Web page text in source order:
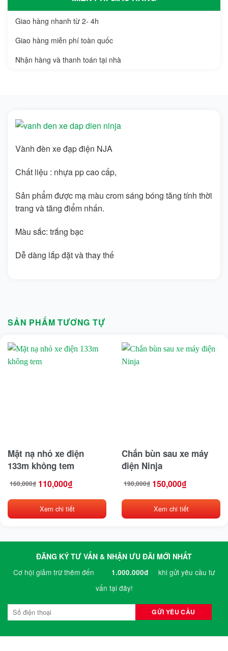
Giao hàng nhanh từ 2- 4h
Giao hàng miễn phí toàn quốc
Nhận hàng và thanh toán tại nhà
Vành đèn xe đạp điện NJA
Chất liệu : nhựa pp cao cấp,
Sản phẩm được mạ màu crom sáng bóng tăng tính thời
trang và tăng điểm nhấn.
Màu sắc: trắng bạc
Dễ dàng lắp đặt và thay thế
SẢN PHẨM TƯƠNG TỰ
Mặt nạ nhỏ xe điện
133m không tem
160,000₫
Giá
gốc
160,000₫.
110,000₫
Giá
hiện
là:
110,000₫.
Xem chi tiết
Chắn bùn sau xe máy
điện Ninja
190,000₫
Giá
gốc
190,000₫.
150,000₫
Giá
hiện
là:
150,000₫.
Xem chi tiết
ĐĂNG KÝ TƯ VẤN & NHẬN ƯU ĐÃI MỚI NHẤT
Cơ hội giảm trừ thêm đến
1.000.000đ
khi gửi yêu cầu tư
vấn tại đây!